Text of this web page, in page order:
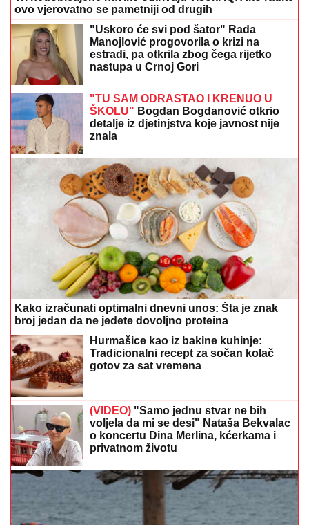
ovo vjerovatno se pametniji od drugih
"Uskoro će svi pod šator" Rada
Manojlović progovorila o krizi na
estradi, pa otkrila zbog čega rijetko
nastupa u Crnoj Gori
"TU SAM ODRASTAO I KRENUO U
ŠKOLU" Bogdan Bogdanović otkrio
detalje iz djetinjstva koje javnost nije
znala
Kako izračunati optimalni dnevni unos: Šta je znak
broj jedan da ne jedete dovoljno proteina
Hurmašice kao iz bakine kuhinje:
Tradicionalni recept za sočan kolač
gotov za sat vremena
(VIDEO) "Samo jednu stvar ne bih
voljela da mi se desi" Nataša Bekvalac
o koncertu Dina Merlina, kćerkama i
privatnom životu